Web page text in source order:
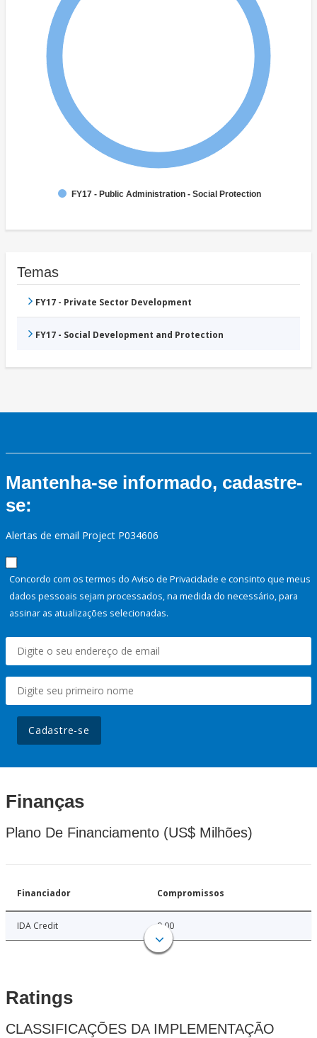
FY17 - Public Administration - Social Protection
Temas
FY17 - Private Sector Development
FY17 - Social Development and Protection
Mantenha-se informado, cadastre-
se:
Alertas de email Project P034606
Concordo com os termos do Aviso de Privacidade e consinto que meus
dados pessoais sejam processados, na medida do necessário, para
assinar as atualizações selecionadas.
Cadastre-se
Finanças
Plano De Financiamento (US$ Milhões)
Financiador Compromissos
IDA Credit 9.00
Ratings
CLASSIFICAÇÕES DA IMPLEMENTAÇÃO